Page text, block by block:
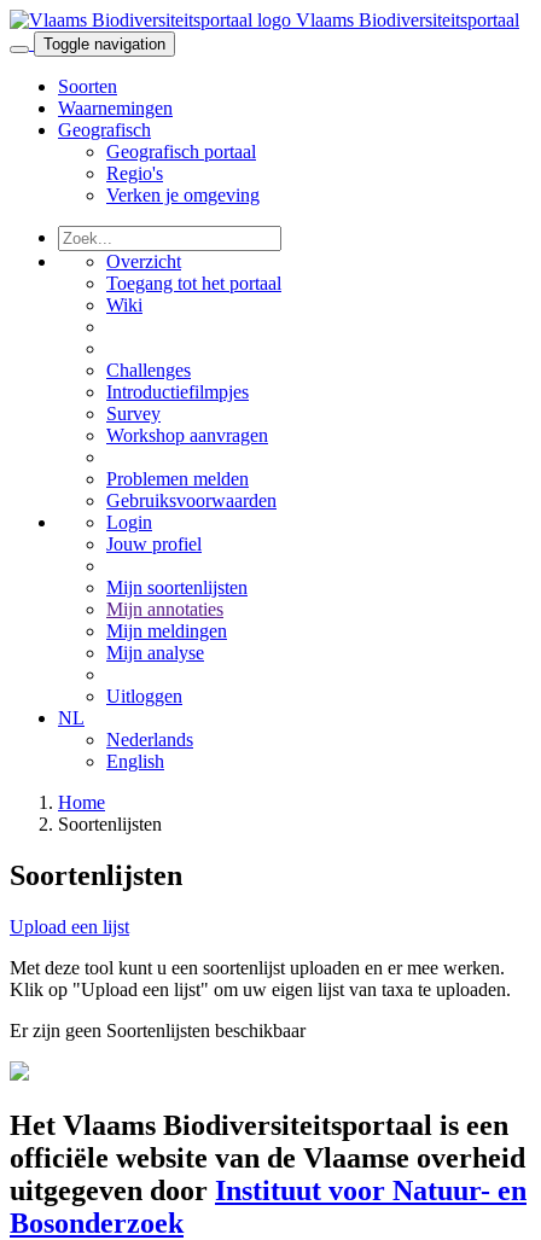
Vlaams Biodiversiteitsportaal
Toggle navigation
Soorten
Waarnemingen
Geografisch
Geografisch portaal
Regio's
Verken je omgeving
Overzicht
Toegang tot het portaal
Wiki
Challenges
Introductiefilmpjes
Survey
Workshop aanvragen
Problemen melden
Gebruiksvoorwaarden
Login
Jouw profiel
Mijn soortenlijsten
Mijn annotaties
Mijn meldingen
Mijn analyse
Uitloggen
NL
Nederlands
English
Home
Soortenlijsten
Soortenlijsten
Upload een lijst
Met deze tool kunt u een soortenlijst uploaden en er mee werken.
Klik op "Upload een lijst" om uw eigen lijst van taxa te uploaden.
Er zijn geen Soortenlijsten beschikbaar
Het Vlaams Biodiversiteitsportaal is een
officiële website van de Vlaamse overheid
uitgegeven door Instituut voor Natuur- en
Bosonderzoek